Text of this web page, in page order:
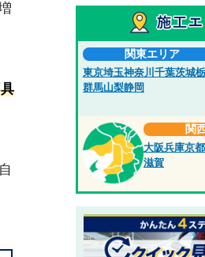
関東エリア
東京埼玉神奈川 千葉茨城
群馬山梨静岡
関
大阪兵庫京都
滋賀